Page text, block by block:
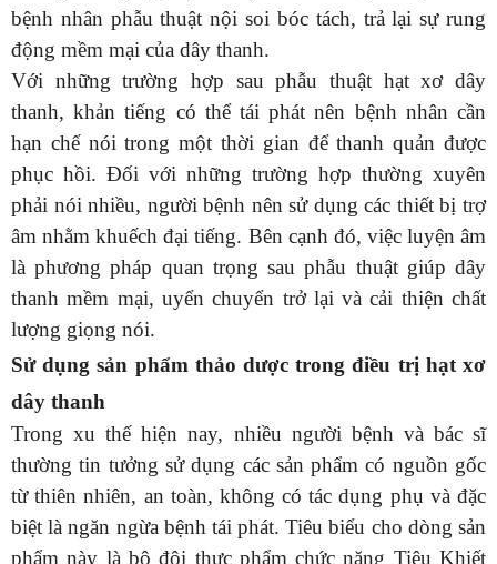
bệnh nhân phẫu thuật nội soi bóc tách, trả lại sự rung
động mềm mại của dây thanh.
Với những trường hợp sau phẫu thuật hạt xơ dây
thanh, khản tiếng có thể tái phát nên bệnh nhân cần
hạn chế nói trong một thời gian để thanh quản được
phục hồi. Đối với những trường hợp thường xuyên
phải nói nhiều, người bệnh nên sử dụng các thiết bị trợ
âm nhằm khuếch đại tiếng. Bên cạnh đó, việc luyện âm
là phương pháp quan trọng sau phẫu thuật giúp dây
thanh mềm mại, uyển chuyển trở lại và cải thiện chất
lượng giọng nói.
Sử dụng sản phẩm thảo dược trong điều trị hạt xơ
dây thanh
Trong xu thế hiện nay, nhiều người bệnh và bác sĩ
thường tin tưởng sử dụng các sản phẩm có nguồn gốc
từ thiên nhiên, an toàn, không có tác dụng phụ và đặc
biệt là ngăn ngừa bệnh tái phát. Tiêu biểu cho dòng sản
phẩm này là bộ đôi thực phẩm chức năng Tiêu Khiết